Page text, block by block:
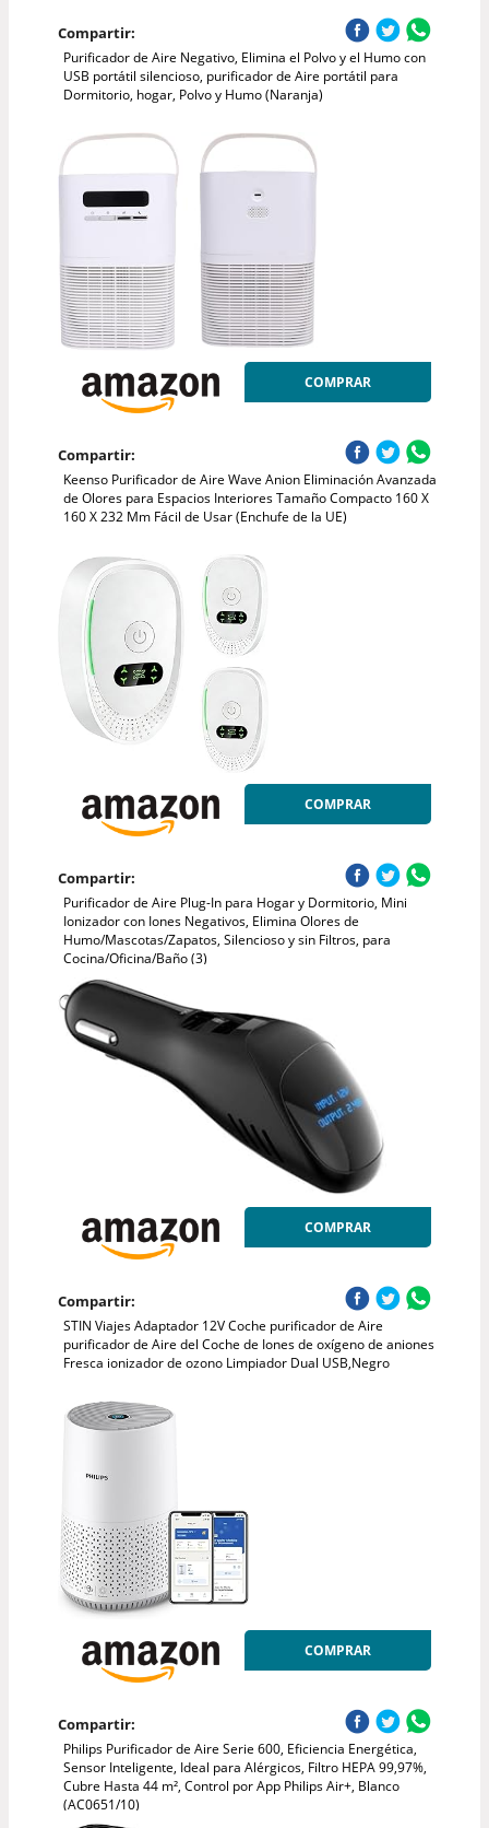
Compartir:
Purificador de Aire Negativo, Elimina el Polvo y el Humo con
USB portátil silencioso, purificador de Aire portátil para
Dormitorio, hogar, Polvo y Humo (Naranja)
COMPRAR
Compartir:
Keenso Purificador de Aire Wave Anion Eliminación Avanzada
de Olores para Espacios Interiores Tamaño Compacto 160 X
160 X 232 Mm Fácil de Usar (Enchufe de la UE)
COMPRAR
Compartir:
Purificador de Aire Plug-In para Hogar y Dormitorio, Mini
Ionizador con Iones Negativos, Elimina Olores de
Humo/Mascotas/Zapatos, Silencioso y sin Filtros, para
Cocina/Oficina/Baño (3)
COMPRAR
Compartir:
STIN Viajes Adaptador 12V Coche purificador de Aire
purificador de Aire del Coche de Iones de oxígeno de aniones
Fresca ionizador de ozono Limpiador Dual USB,Negro
COMPRAR
Compartir:
Philips Purificador de Aire Serie 600, Eficiencia Energética,
Sensor Inteligente, Ideal para Alérgicos, Filtro HEPA 99,97%,
Cubre Hasta 44 m², Control por App Philips Air+, Blanco
(AC0651/10)